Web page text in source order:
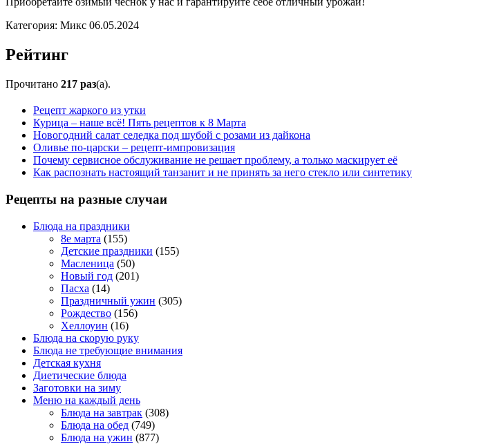
Категория: Микс 06.05.2024
Рейтинг
Прочитано 217 раз(a).
Рецепт жаркого из утки
Курица – наше всё! Пять рецептов к 8 Марта
Новогодний салат селедка под шубой с розами из дайкона
Оливье по-царски – рецепт-импровизация
Почему сервисное обслуживание не решает проблему, а только маскирует её
Как распознать настоящий танзанит и не принять за него стекло или синтетику
Рецепты на разные случаи
Блюда на праздники
8е марта (155)
Детские праздники (155)
Масленица (50)
Новый год (201)
Пасха (14)
Праздничный ужин (305)
Рождество (156)
Хеллоуин (16)
Блюда на скорую руку
Блюда не требующие внимания
Детская кухня
Диетические блюда
Заготовки на зиму
Меню на каждый день
Блюда на завтрак (308)
Блюда на обед (749)
Блюда на ужин (877)